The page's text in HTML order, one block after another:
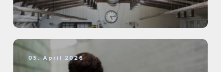
05. April 2026